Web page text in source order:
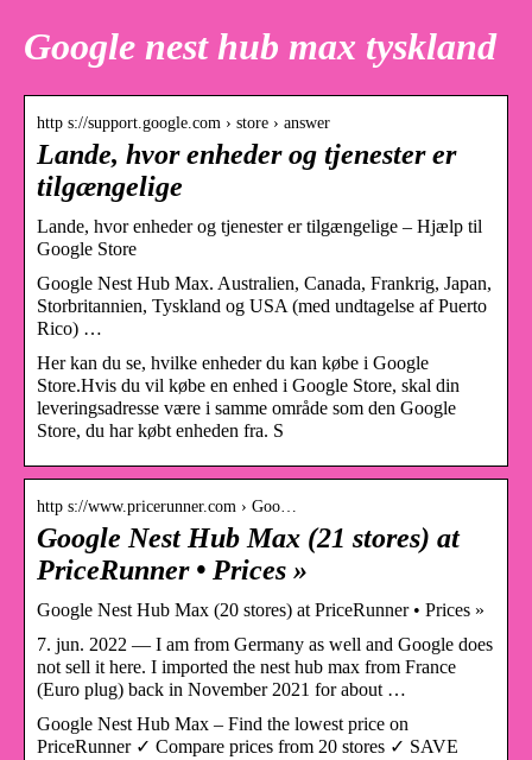
Google nest hub max tyskland
http s://support.google.com › store › answer
Lande, hvor enheder og tjenester er
tilgængelige
Lande, hvor enheder og tjenester er tilgængelige – Hjælp til
Google Store
Google Nest Hub Max. Australien, Canada, Frankrig, Japan,
Storbritannien, Tyskland og USA (med undtagelse af Puerto
Rico) …
Her kan du se, hvilke enheder du kan købe i Google
Store.Hvis du vil købe en enhed i Google Store, skal din
leveringsadresse være i samme område som den Google
Store, du har købt enheden fra. S
http s://www.pricerunner.com › Goo…
Google Nest Hub Max (21 stores) at
PriceRunner • Prices »
Google Nest Hub Max (20 stores) at PriceRunner • Prices »
7. jun. 2022 — I am from Germany as well and Google does
not sell it here. I imported the nest hub max from France
(Euro plug) back in November 2021 for about …
Google Nest Hub Max – Find the lowest price on
PriceRunner ✓ Compare prices from 20 stores ✓ SAVE